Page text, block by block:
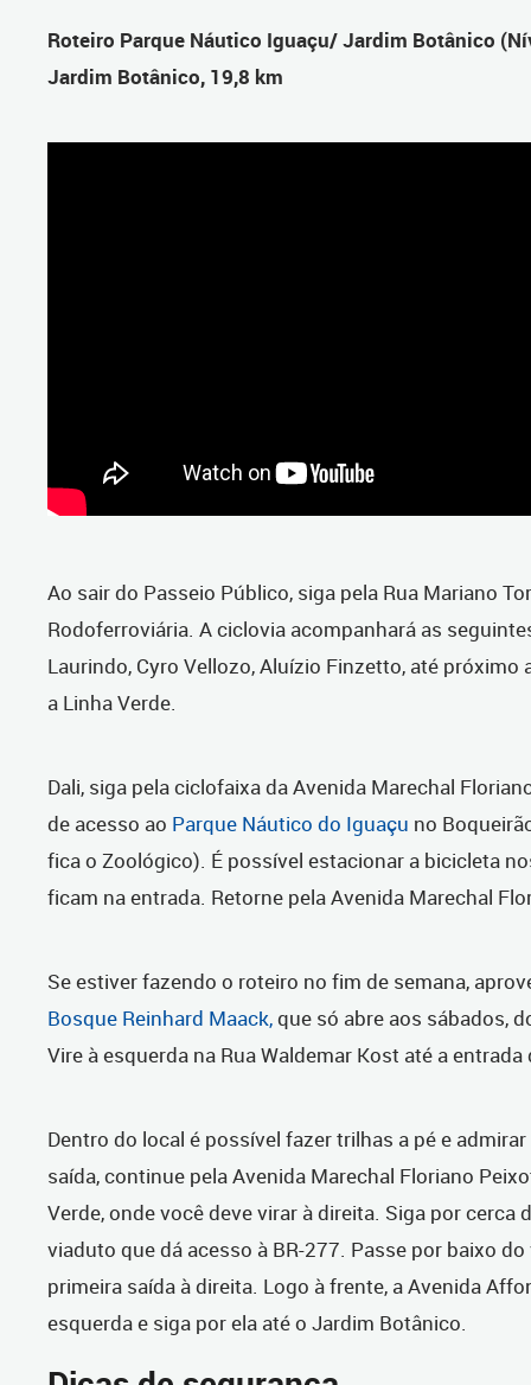
Roteiro Parque Náutico Iguaçu/ Jardim Botânico
Jardim Botânico, 19,8 km
Ao sair do Passeio Público, siga pela Rua Mariano
Rodoferroviária. A ciclovia acompanhará as
Laurindo, Cyro Vellozo, Aluízio Finzetto, até próximo
a Linha Verde.
Dali, siga pela ciclofaixa da Avenida Marechal
de acesso ao Parque Náutico do Iguaçu no
fica o Zoológico). É possível estacionar a bicicleta
ficam na entrada. Retorne pela Avenida Marechal
Se estiver fazendo o roteiro no fim de semana,
Bosque Reinhard Maack,que só abre aos sábados,
Vire à esquerda na Rua Waldemar Kost até a
Dentro do local é possível fazer trilhas a pé e
saída, continue pela Avenida Marechal Floriano
Verde, onde você deve virar à direita. Siga por cerca
viaduto que dá acesso à BR-277. Passe por baixo
primeira saída à direita. Logo à frente, a Avenida
esquerda e siga por ela até o Jardim Botânico.